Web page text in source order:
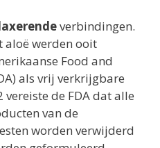
verbindingen.
aloë werden ooit
Food and
als vrij verkrijgbare
de FDA dat alle
van de
worden verwijderd